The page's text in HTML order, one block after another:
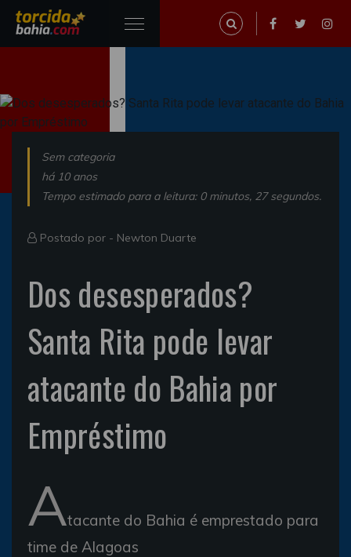
Sem categoria
há 10 anos
Tempo estimado para a leitura: 0 minutos, 27 segundos.
Postado por - Newton Duarte
Dos desesperados?
Santa Rita pode levar
atacante do Bahia por
Empréstimo
Atacante do Bahia é emprestado para
time de Alagoas